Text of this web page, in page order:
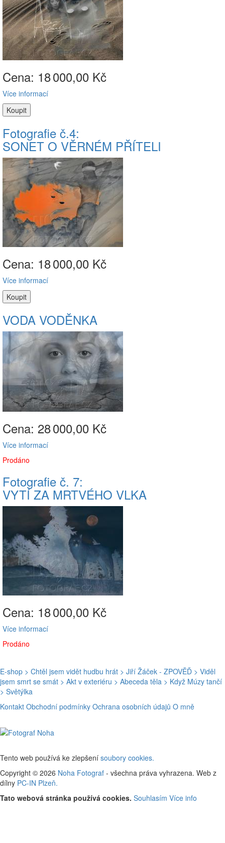
Cena: 18000,00 Kč
Více informací
Fotografie č.4:
SONET O VĚRNÉM PŘÍTELI
Cena: 18000,00 Kč
Více informací
VODA VODĚNKA
Cena: 28000,00 Kč
Více informací
Prodáno
Fotografie č. 7:
VYTÍ ZA MRTVÉHO VLKA
Cena: 18000,00 Kč
Více informací
Prodáno
E-shop > Chtěl jsem vidět hudbu hrát > Jiří Žáček - ZPOVĚĎ > Viděl
jsem smrt se smát > Akt v exteriéru > Abeceda těla > Když Múzy tančí
> Světýlka
Kontakt Obchodní podmínky Ochrana osobních údajů O mně
Tento web používá ke zlepšení soubory cookies.
Copyright © 2026 Noha Fotograf - všechna práva vyhrazena. Web z
dílny PC-IN Plzeň.
Tato webová stránka používá cookies. Souhlasím Více info